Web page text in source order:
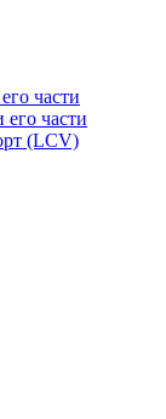
части
части
(LCV)